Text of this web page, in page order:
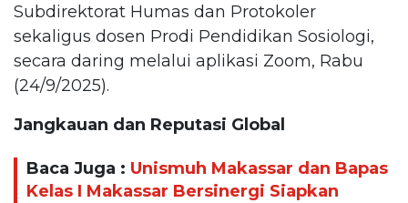
Subdirektorat Humas dan Protokoler
sekaligus dosen Prodi Pendidikan Sosiologi,
secara daring melalui aplikasi Zoom, Rabu
(24/9/2025).
Jangkauan dan Reputasi Global
Baca Juga : Unismuh Makassar dan Bapas
Kelas I Makassar Bersinergi Siapkan